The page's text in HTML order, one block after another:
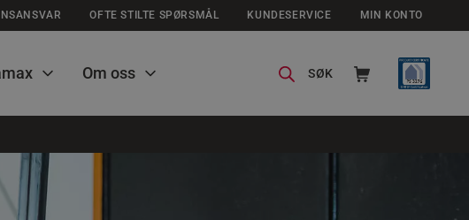
OFTE STILTE SPØRSMÅL KUNDESERVICE MIN KONTO
Om oss